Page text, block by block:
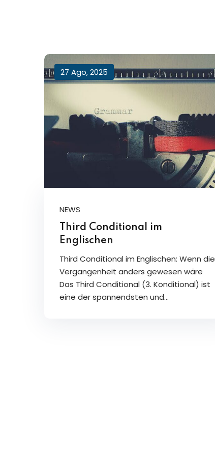
27 Ago, 2025
NEWS
Third Conditional im
Englischen
Third Conditional im Englischen: Wenn die
Vergangenheit anders gewesen wäre
Das Third Conditional (3. Konditional) ist
eine der spannendsten und…